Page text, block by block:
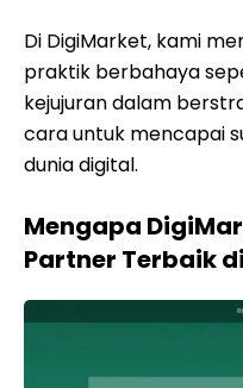
Di DigiMarket, kami
praktik berbahaya
kejujuran dalam
cara untuk mencapai
dunia digital.
Mengapa
Partner Terbaik